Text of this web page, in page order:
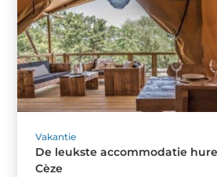
Vakantie
De leukste accommodatie
Cèze